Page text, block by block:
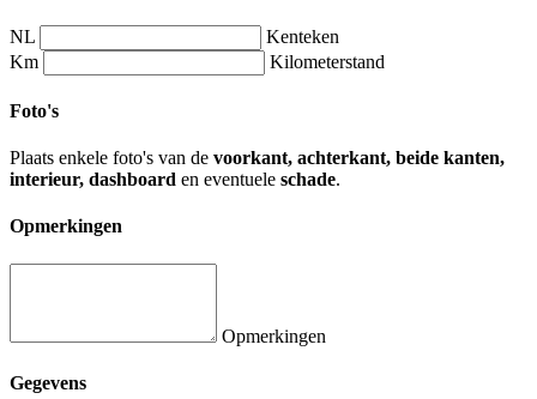
NL
Kenteken
Km
Kilometerstand
Foto's
Plaats enkele foto's van de voorkant, achterkant, beide kanten,
interieur, dashboard en eventuele schade.
Opmerkingen
Opmerkingen
Gegevens